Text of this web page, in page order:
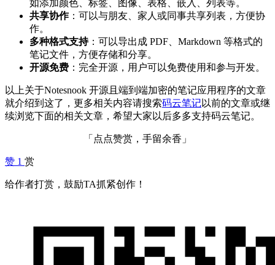
如添加颜色、标签、图像、表格、嵌入、列表等。
共享协作：可以与朋友、家人或同事共享列表，方便协
作。
多种格式支持：可以导出成 PDF、Markdown 等格式的
笔记文件，方便存储和分享。
开源免费 ：完全开源，用户可以免费使用和参与开发。
以上关于Notesnook 开源且端到端加密的笔记应用程序的文章
就介绍到这了，更多相关内容请搜索码云笔记以前的文章或继
续浏览下面的相关文章，希望大家以后多多支持码云笔记。
「点点赞赏，手留余香」
赞 1 赏
给作者打赏，鼓励TA抓紧创作！